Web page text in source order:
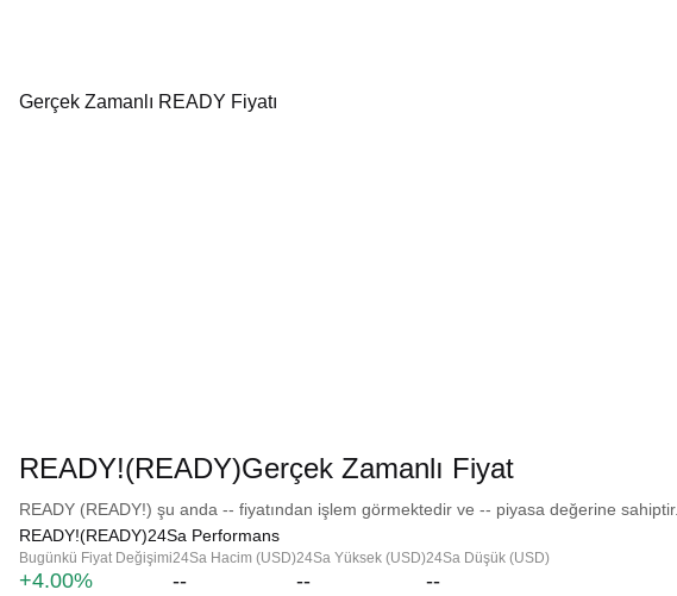
Gerçek Zamanlı READY Fiyatı
READY!(READY)Gerçek Zamanlı Fiyat
READY (READY!) şu anda -- fiyatından işlem görmektedir ve -- piyasa değerine sahiptir.
READY!(READY)24Sa Performans
Bugünkü Fiyat Değişimi
+4.00%
24Sa Hacim (USD)
--
24Sa Yüksek (USD)
--
24Sa Düşük (USD)
--